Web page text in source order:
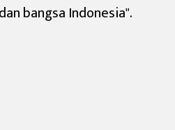
bangsa Indonesia".